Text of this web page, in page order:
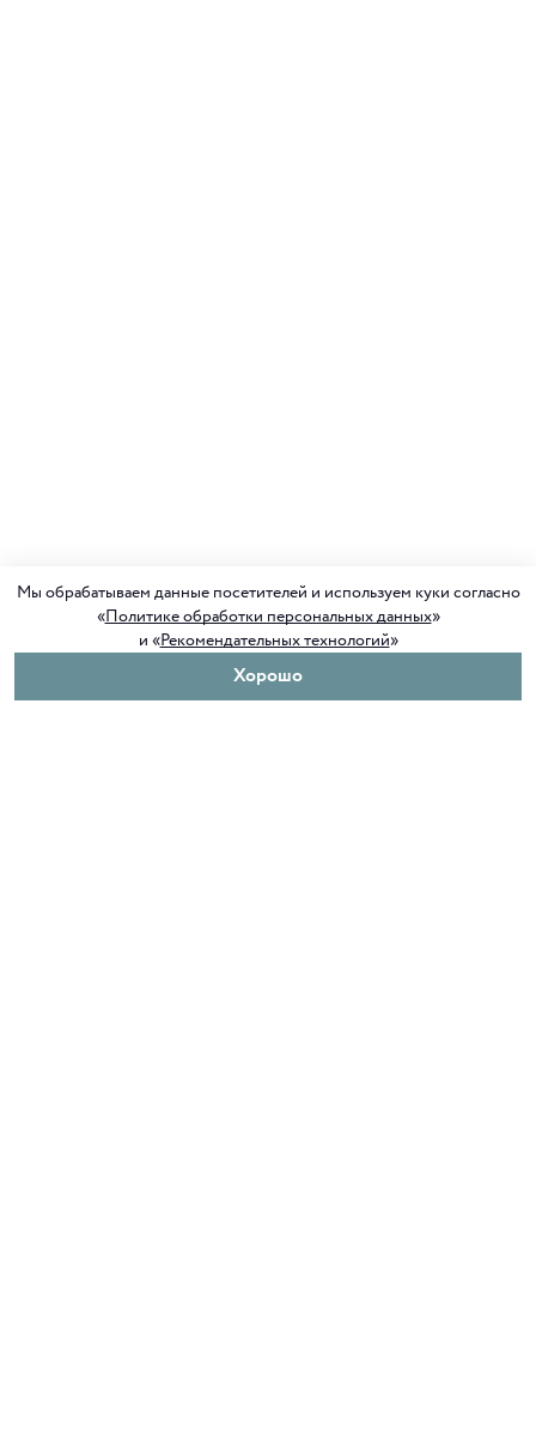
Мы обрабатываем данные посетителей и используем куки согласно
«Политике обработки персональных данных»
и «Рекомендательных технологий»
Хорошо